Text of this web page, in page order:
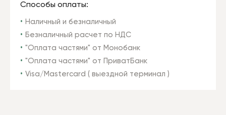
Способы оплаты:
Наличный и безналичный
Безналичный расчет по НДС
"Оплата частями" от Монобанк
"Оплата частями" от ПриватБанк
Visa/Mastercard ( выездной терминал )